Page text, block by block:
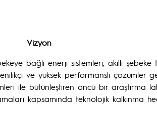
Vizyon
bağlı enerji sistemleri, akıllı
ve yüksek performanslı çözümler
ile bütünleştiren öncü bir araştırma
kapsamında teknolojik kalkınma